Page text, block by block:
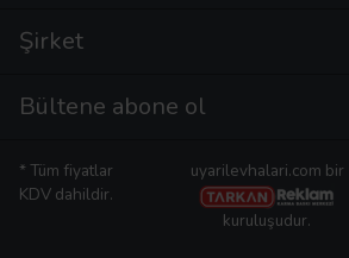
Şirket
Bültene abone ol
* Tüm fiyatlar
KDV dahildir.
uyarilevhalari.com bir
kuruluşudur.